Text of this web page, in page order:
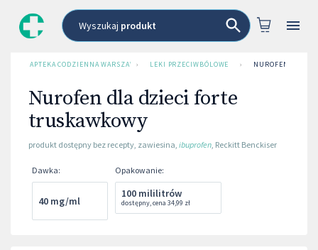
Wyszukaj produkt
APTEKA CODZIENNA WARSZAWA› LEKI PRZECIWBÓLOWE › NUROFEN DLA
Nurofen dla dzieci forte
truskawkowy
produkt dostępny bez recepty, zawiesina, ibuprofen, Reckitt Benckiser
Dawka:
40 mg/ml
Opakowanie:
100 mililitrów
dostępny,cena 34,99 zł